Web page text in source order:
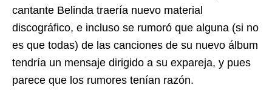
cantante Belinda traería nuevo material
discográfico, e incluso se rumoró que alguna (si no
es que todas) de las canciones de su nuevo álbum
tendría un mensaje dirigido a su expareja, y pues
parece que los rumores tenían razón.